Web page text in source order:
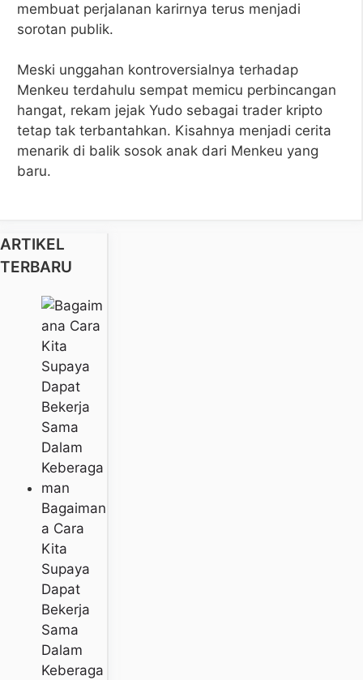
membuat perjalanan karirnya terus menjadi
sorotan publik.
Meski unggahan kontroversialnya terhadap
Menkeu terdahulu sempat memicu perbincangan
hangat, rekam jejak Yudo sebagai trader kripto
tetap tak terbantahkan. Kisahnya menjadi cerita
menarik di balik sosok anak dari Menkeu yang
baru.
ARTIKEL
TERBARU
Bagaiman
A Cara
Kita
Supaya
Dapat
Bekerja
Sama
Dalam
Keberaga